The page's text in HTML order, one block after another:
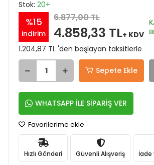
Stok: 20+
%15
indirim
6.877,00 TL
4.858,33 TL+ KDV
1.204,87 TL 'den başlayan taksitlerle
Sepete Ekle
WHATSAPP İLE SİPARİŞ VER
Favorilerime ekle
Hızlı Gönderi Güvenli Alışveriş İade